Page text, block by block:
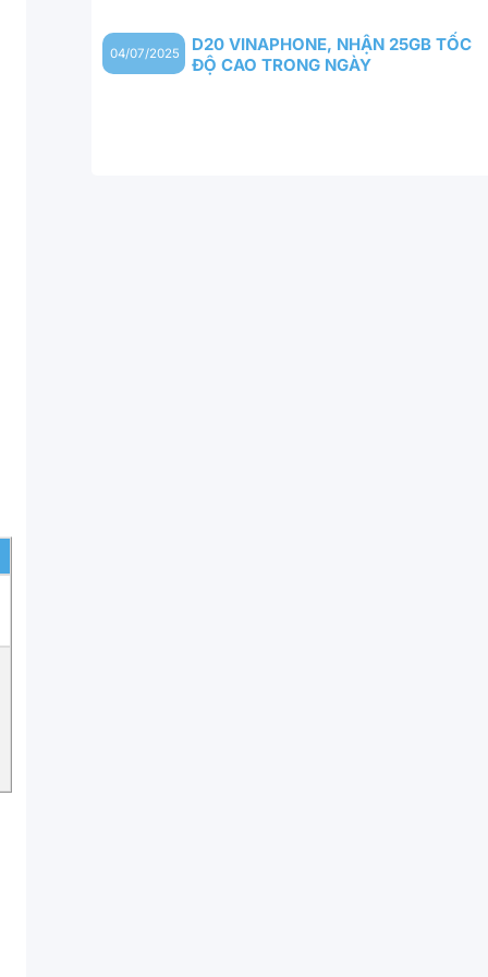
D20 VINAPHONE, NHẬN 25GB TỐC
ĐỘ CAO TRONG NGÀY
04/07/2025